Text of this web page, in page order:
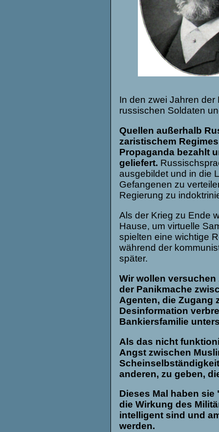
In den zwei Jahren
russischen Soldaten
Quellen außerhalb
zaristischem
Propaganda bezahlt
geliefert.
ausgebildet und in die
Gefangenen zu
Regierung zu
Als der Krieg zu Ende
Hause, um virtuelle
spielten eine wichtige
während der
später.
Wir wollen
der Panikmache
Agenten, die Zugang
Desinformation
Bankiersfamilie
Als das nicht
Angst zwischen
anderen, zu geben,
Dieses Mal haben
die Wirkung des
intelligent sind und
werden.